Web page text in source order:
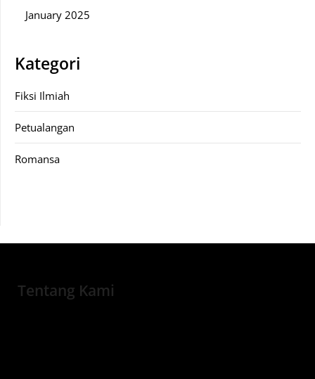
January 2025
Kategori
Fiksi Ilmiah
Petualangan
Romansa
Tentang Kami